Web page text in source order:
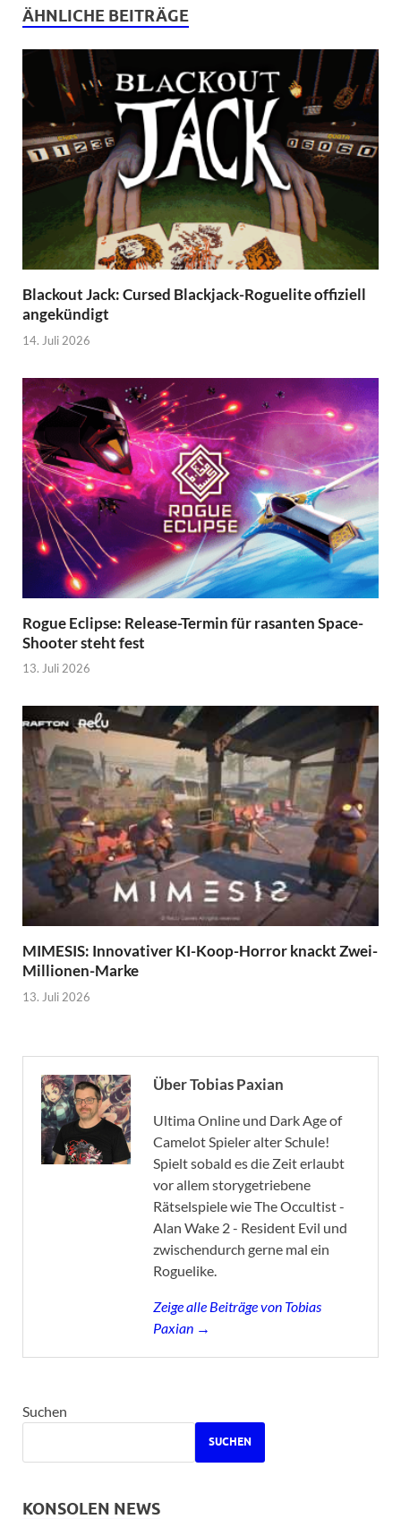
ÄHNLICHE BEITRÄGE
Blackout Jack: Cursed Blackjack-Roguelite offiziell
angekündigt
14. Juli 2026
Rogue Eclipse: Release-Termin für rasanten Space-
Shooter steht fest
13. Juli 2026
MIMESIS: Innovativer KI-Koop-Horror knackt Zwei-
Millionen-Marke
13. Juli 2026
Über Tobias Paxian
Ultima Online und Dark Age of
Camelot Spieler alter Schule!
Spielt sobald es die Zeit erlaubt
vor allem storygetriebene
Rätselspiele wie The Occultist -
Alan Wake 2 - Resident Evil und
zwischendurch gerne mal ein
Roguelike.
Zeige alle Beiträge von Tobias
Paxian →
Suchen
SUCHEN
KONSOLEN NEWS